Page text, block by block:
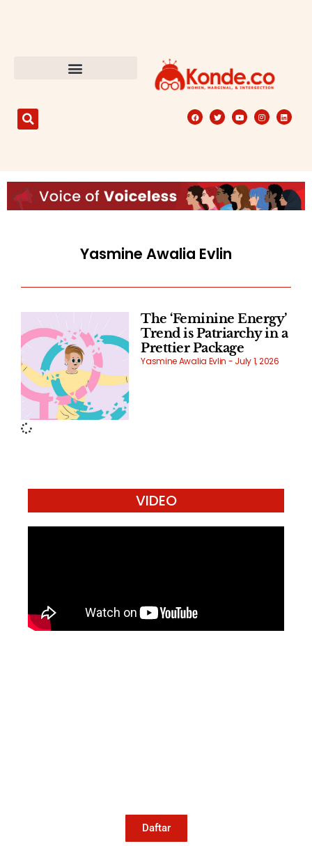
Yasmine Awalia Evlin
The ‘Feminine Energy’
Trend is Patriarchy in a
Prettier Package
Yasmine Awalia Evlin July 1, 2026
VIDEO
Daftar